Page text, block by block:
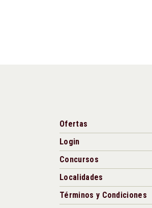
Ofertas
Login
Concursos
Localidades
Términos y Condiciones